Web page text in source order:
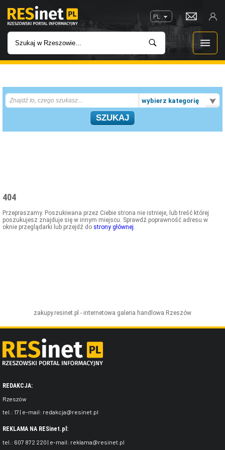
PL
INWESTYCJE
IMPREZY
GASTRONOMIA
wybierz kategorię
404
Przepraszamy. Poszukiwana przez Ciebie strona nie istnieje, lub treść której
poszukujesz znajduje się w innym miejscu. Sprawdź poprawność adresu w
oknie przeglądarki lub przejdź do strony głównej.
zakupy.resinet.pl - internetowa galeria handlowa Rzeszów
REDAKCJA:
Rzeszów
tel.: 17 | e-mail: redakcja@resinet.pl
REKLAMA NA RESinet.pl:
tel.: 607 872 220 | e-mail: reklama@resinet.pl